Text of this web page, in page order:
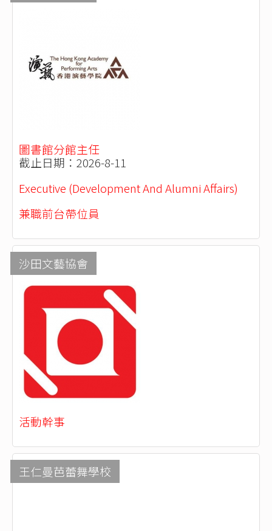
圖書館分館主任
截止日期：2026-8-11
Executive (Development And Alumni Affairs)
兼職前台帶位員
沙田文藝協會
活動幹事
王仁曼芭蕾舞學校